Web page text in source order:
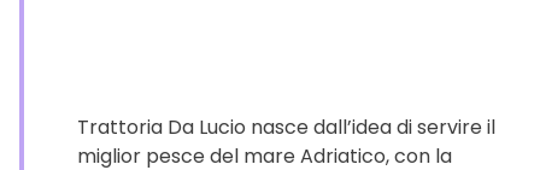
Trattoria Da Lucio nasce dall’idea di servire il
miglior pesce del mare Adriatico, con la